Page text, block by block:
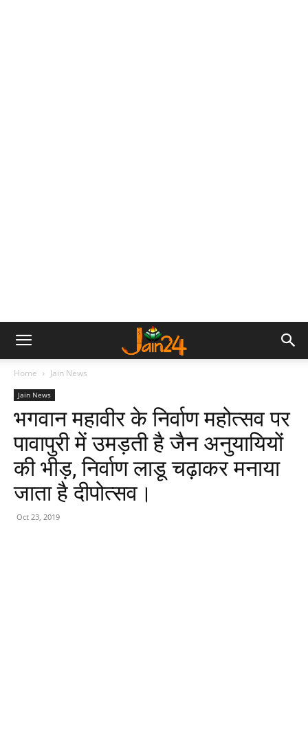
Home Jain News
Jain News
भगवान महावीर के निर्वाण महोत्सव पर
पावापुरी में उमड़ती है जैन अनुयायियों
की भीड़, निर्वाण लाडू चढ़ाकर मनाया
जाता है दीपोत्सव।
Oct 23, 2019